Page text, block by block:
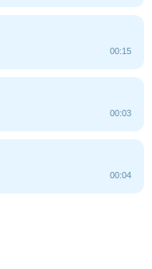
00:15
00:03
00:04